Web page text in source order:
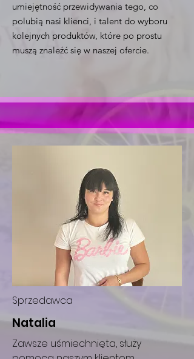
umiejętność przewidywania tego, co
polubią nasi klienci, i talent do wyboru
kolejnych produktów, które po prostu
muszą znaleźć się w naszej ofercie.
Sprzedawca
Natalia
Zawsze uśmiechnięta, służy